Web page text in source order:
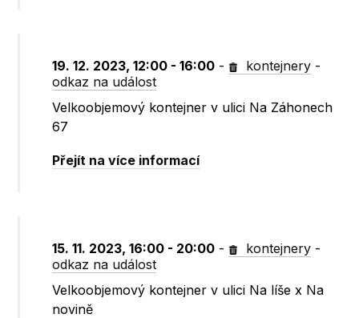
19. 12. 2023, 12:00 - 16:00 - kontejnery -
odkaz na událost
Velkoobjemový kontejner v ulici Na Záhonech
67
Přejít na více informací
15. 11. 2023, 16:00 - 20:00 - kontejnery -
odkaz na událost
Velkoobjemový kontejner v ulici Na líše x Na
novině